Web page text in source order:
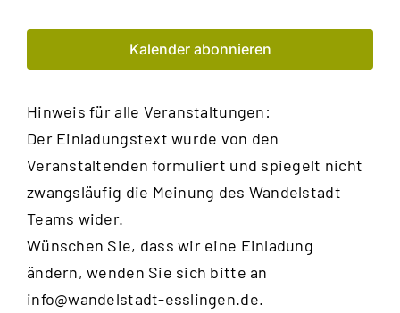
Kalender abonnieren
Hinweis für alle Veranstaltungen:
Der Einladungstext wurde von den
Veranstaltenden formuliert und spiegelt nicht
zwangsläufig die Meinung des Wandelstadt
Teams wider.
Wünschen Sie, dass wir eine Einladung
ändern, wenden Sie sich bitte an
info@wandelstadt-esslingen.de.